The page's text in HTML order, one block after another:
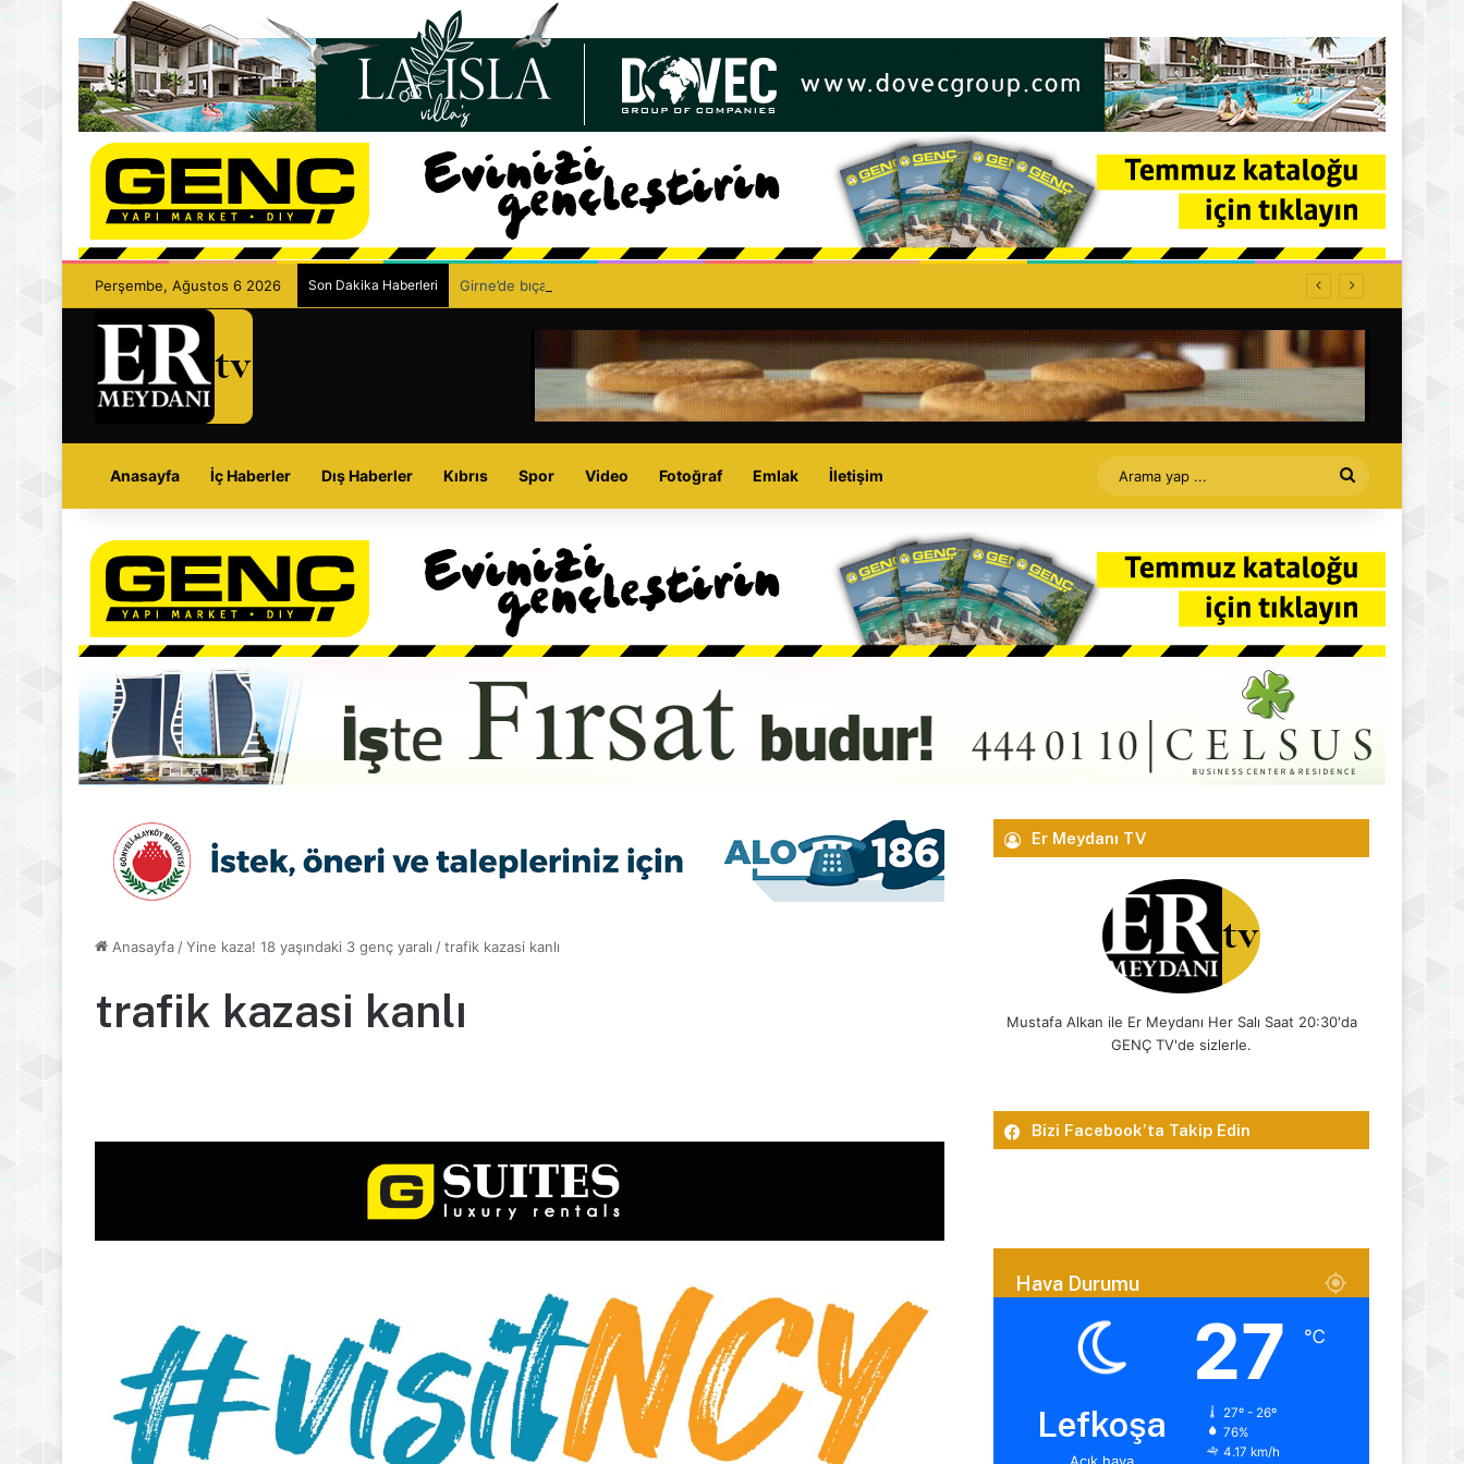
Perşembe, Ağustos 6 2026 Son Dakika Haberleri Girne’de bıçaklı kavga can aldı: 40 yaşındaki adam yaşamını yitirdi
Anasayfa İç Haberler Dış Haberler Kıbrıs Spor Video Fotoğraf Emlak İletişim
Arama
yap
...
Anasayfa /Yine kaza! 18 yaşındaki 3 genç yaralı /trafik kazasi kanlı
trafik kazasi kanlı
Er Meydanı TV
Mustafa Alkan ile Er Meydanı Her Salı Saat 20:30'da
GENÇ TV'de sizlerle.
Bizi Facebook’ta Takip Edin
Hava Durumu
Lefkoşa
27 ℃
27º - 26º
76%
4.17 km/h